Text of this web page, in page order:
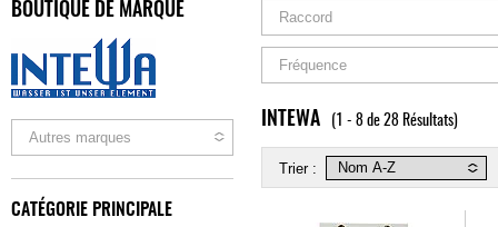
BOUTIQUE DE MARQUE
Autres marques
CATÉGORIE PRINCIPALE
Raccord
Fréquence
INTEWA (1 - 8 de 28 Résultats)
Trier :